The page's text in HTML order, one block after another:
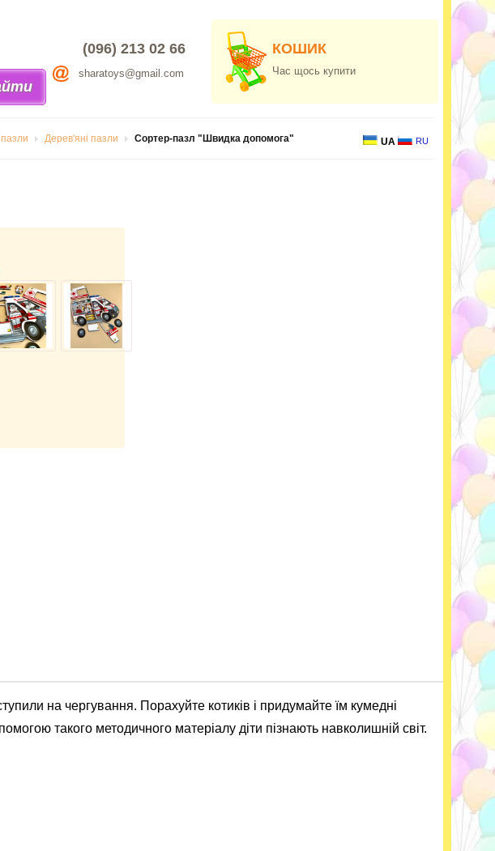
(096) 213 02 66
sharatoys@gmail.com
КОШИК
Час щось купити
Дерев'яні пазли Сортер-пазл "Швидка допомога" UA RU
на чергування. Порахуйте котиків і придумайте їм кумедні
такого методичного матеріалу діти пізнають навколишній світ.